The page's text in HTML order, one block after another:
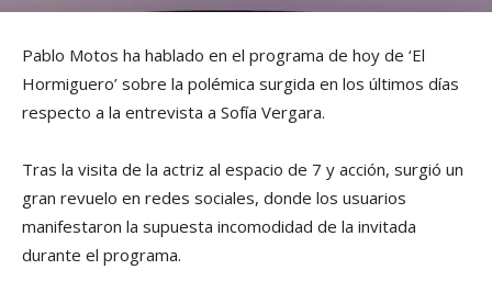
Pablo Motos ha hablado en el programa de hoy de ‘El
Hormiguero’ sobre la polémica surgida en los últimos días
respecto a la entrevista a Sofía Vergara.
Tras la visita de la actriz al espacio de 7 y acción, surgió un
gran revuelo en redes sociales, donde los usuarios
manifestaron la supuesta incomodidad de la invitada
durante el programa.